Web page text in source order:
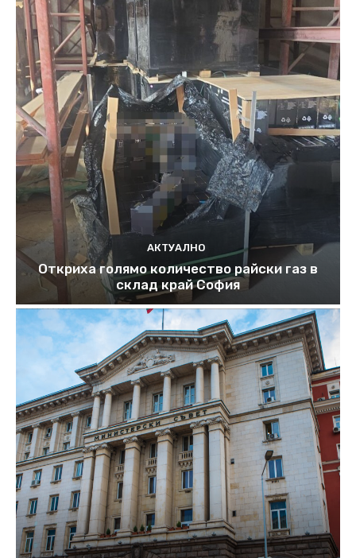
АКТУАЛНО
Откриха голямо количество райски газ в
склад край София